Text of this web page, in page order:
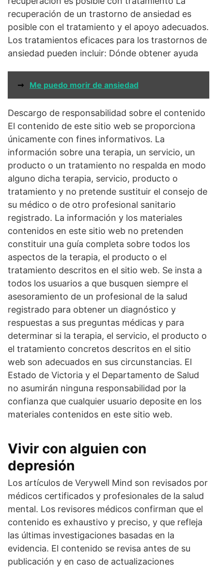
recuperación de un trastorno de ansiedad es
posible con el tratamiento y el apoyo adecuados.
Los tratamientos eficaces para los trastornos de
ansiedad pueden incluir: Dónde obtener ayuda
➞ Me puedo morir de ansiedad
Descargo de responsabilidad sobre el contenido
El contenido de este sitio web se proporciona
únicamente con fines informativos. La
información sobre una terapia, un servicio, un
producto o un tratamiento no respalda en modo
alguno dicha terapia, servicio, producto o
tratamiento y no pretende sustituir el consejo de
su médico o de otro profesional sanitario
registrado. La información y los materiales
contenidos en este sitio web no pretenden
constituir una guía completa sobre todos los
aspectos de la terapia, el producto o el
tratamiento descritos en el sitio web. Se insta a
todos los usuarios a que busquen siempre el
asesoramiento de un profesional de la salud
registrado para obtener un diagnóstico y
respuestas a sus preguntas médicas y para
determinar si la terapia, el servicio, el producto o
el tratamiento concretos descritos en el sitio
web son adecuados en sus circunstancias. El
Estado de Victoria y el Departamento de Salud
no asumirán ninguna responsabilidad por la
confianza que cualquier usuario deposite en los
materiales contenidos en este sitio web.
Vivir con alguien con
depresión
Los artículos de Verywell Mind son revisados por
médicos certificados y profesionales de la salud
mental. Los revisores médicos confirman que el
contenido es exhaustivo y preciso, y que refleja
las últimas investigaciones basadas en la
evidencia. El contenido se revisa antes de su
publicación y en caso de actualizaciones